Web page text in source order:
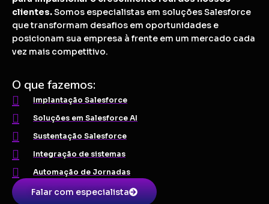
clientes.Somos especialistas em soluções Salesforce
que transformam desafios em oportunidades e
posicionam sua empresa à frente em um mercado cada
vez mais competitivo.
O que fazemos:
Implantação Salesforce
Soluções em Salesforce AI
Sustentação Salesforce
Integração de sistemas
Automação de Jornadas
Falar com especialista